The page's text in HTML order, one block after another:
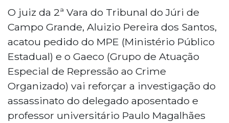
O juiz da 2ª Vara do Tribunal do Júri de
Campo Grande, Aluizio Pereira dos Santos,
acatou pedido do MPE (Ministério Público
Estadual) e o Gaeco (Grupo de Atuação
Especial de Repressão ao Crime
Organizado) vai reforçar a investigação do
assassinato do delegado aposentado e
professor universitário Paulo Magalhães